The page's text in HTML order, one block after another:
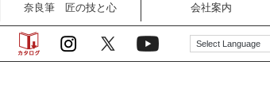
奈良筆 匠の技と心 会社案内